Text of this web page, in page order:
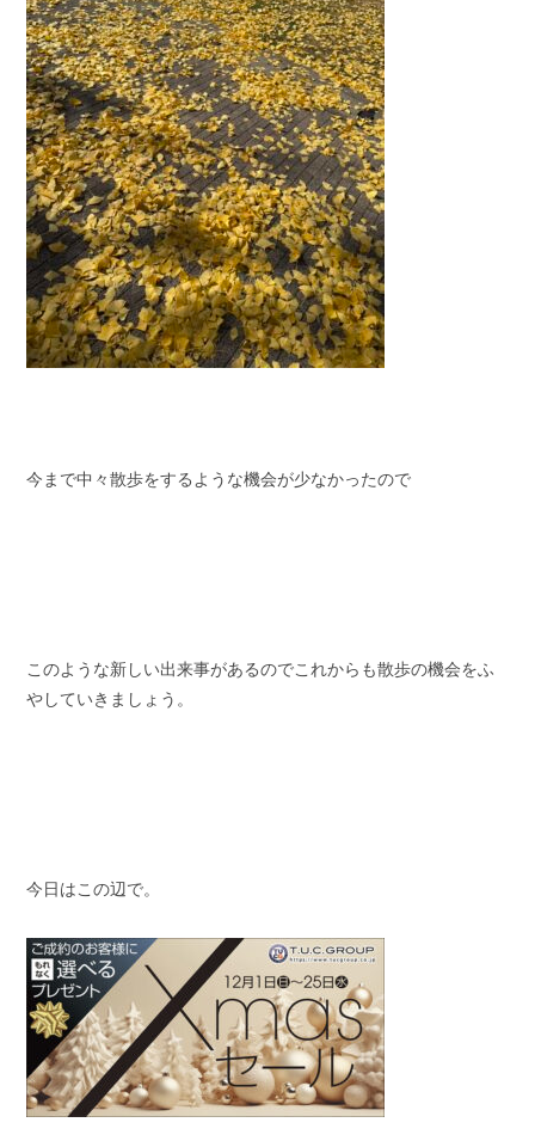
今まで中々散歩をするような機会が少なかったので
このような新しい出来事があるのでこれからも散歩の機会をふ
やしていきましょう。
今日はこの辺で。